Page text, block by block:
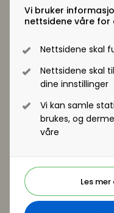
Vi bruker
nettsidene våre for
Nettsidene skal
Nettsidene skal
dine innstillinger
Vi kan samle
brukes, og
våre
Les
ansatte tilgang
Registrer deg -
Er du ikke
Som medlem